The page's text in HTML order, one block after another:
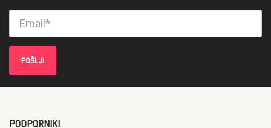
PODPORNIKI